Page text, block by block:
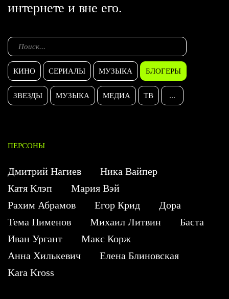
интернете и вне его.
КИНО СЕРИАЛЫ МУЗЫКА БЛОГЕРЫ
ЗВЕЗДЫ МУЗЫКА МЕДИА ТВ ...
ПЕРСОНЫ
Дмитрий Нагиев
Ника Вайпер
Катя Клэп
Мария Вэй
Рахим Абрамов
Егор Крид
Дора
Тема Пименов
Михаил Литвин
Баста
Иван Ургант
Макс Корж
Анна Хилькевич
Елена Блиновская
Kara Kross